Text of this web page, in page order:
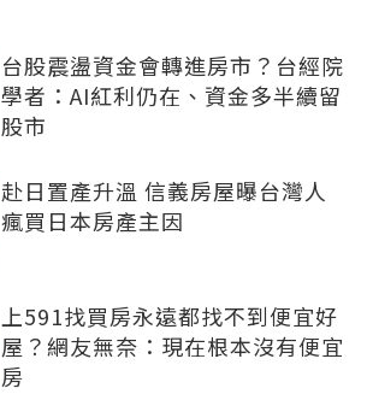
台股震盪資金會轉進房市？台經院
學者：AI紅利仍在、資金多半續留
股市
赴日置產升溫 信義房屋曝台灣人
瘋買日本房產主因
上591找買房永遠都找不到便宜好
屋？網友無奈：現在根本沒有便宜
房